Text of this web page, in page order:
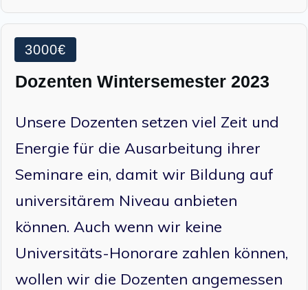
3000€
Dozenten Wintersemester 2023
Unsere Dozenten setzen viel Zeit und
Energie für die Ausarbeitung ihrer
Seminare ein, damit wir Bildung auf
universitärem Niveau anbieten
können. Auch wenn wir keine
Universitäts-Honorare zahlen können,
wollen wir die Dozenten angemessen